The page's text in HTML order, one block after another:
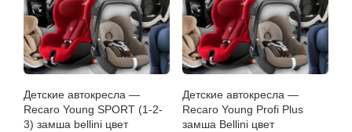
Детские автокресла —
Recaro Young SPORT (1-2-
3) замша bellini цвет
Детские автокресла —
Recaro Young Profi Plus
замша Bellini цвет